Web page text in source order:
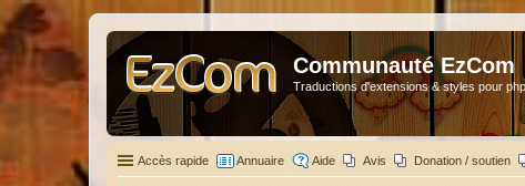
Communauté EzCom
Traductions d'extensions & styles pour
Accès rapide Annuaire Aide Avis Donation / soutien